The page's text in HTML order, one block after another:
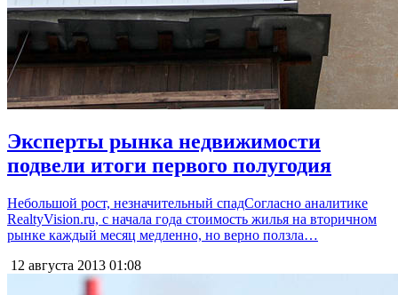
Эксперты рынка недвижимости
подвели итоги первого полугодия
Небольшой рост, незначительный спадСогласно аналитике
RealtyVision.ru, с начала года стоимость жилья на вторичном
рынке каждый месяц медленно, но верно ползла…
12 августа 2013 01:08